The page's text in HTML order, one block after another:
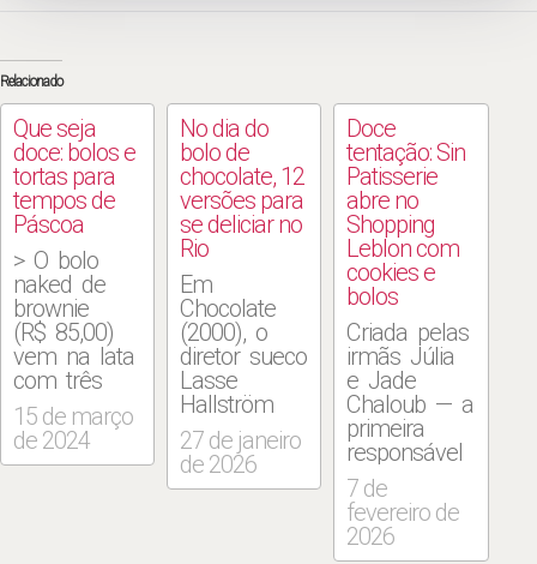
Relacionado
Que seja
doce: bolos e
tortas para
tempos de
Páscoa
> O bolo
naked de
brownie
(R$ 85,00)
vem na lata
com três
andares,
todo coberto
e recheado
15 de março
de 2024
No dia do
bolo de
chocolate, 12
versões para
se deliciar no
Rio
Em
Chocolate
(2000), o
diretor sueco
Lasse
Hallström
transforma o
doce —
reverenciado
27 de janeiro
de 2026
Doce
tentação: Sin
Patisserie
abre no
Shopping
Leblon com
cookies e
bolos
Criada pelas
irmãs Júlia
e Jade
Chaloub — a
primeira
responsável
pelas
receitas sem
conservantes
e com
7 de
fevereiro de
2026